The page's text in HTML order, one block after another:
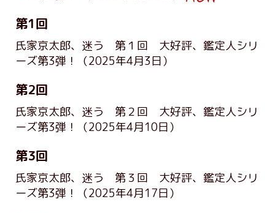
第1回
氏家京太郎、迷う 第１回 大好評、鑑定人シリ
ーズ第3弾！
（2025年4月3日）
第2回
氏家京太郎、迷う 第２回 大好評、鑑定人シリ
ーズ第3弾！
（2025年4月10日）
第3回
氏家京太郎、迷う 第３回 大好評、鑑定人シリ
ーズ第3弾！
（2025年4月17日）